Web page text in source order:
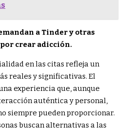
a Tinder y otras
crear adicción.
en las citas refleja un
reales y significativas. El
experiencia que, aunque
auténtica y personal,
siempre pueden proporcionar.
buscan alternativas a las